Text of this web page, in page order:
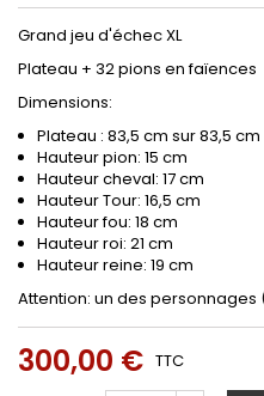
Grand jeu d'échec XL
Plateau + 32 pions en faïences
Dimensions:
Plateau : 83,5 cm sur 83,5 cm
Hauteur pion: 15 cm
Hauteur cheval: 17 cm
Hauteur Tour: 16,5 cm
Hauteur fou: 18 cm
Hauteur roi: 21 cm
Hauteur reine: 19 cm
Attention: un des
300,00 € TTC